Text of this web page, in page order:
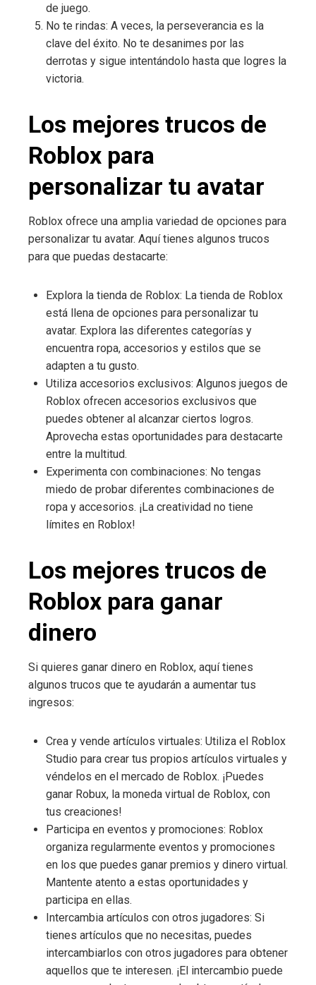
de juego.
No te rindas: A veces, la perseverancia es la
clave del éxito. No te desanimes por las
derrotas y sigue intentándolo hasta que logres la
victoria.
Los mejores trucos de
Roblox para
personalizar tu avatar
Roblox ofrece una amplia variedad de opciones para
personalizar tu avatar. Aquí tienes algunos trucos
para que puedas destacarte:
Explora la tienda de Roblox: La tienda de Roblox
está llena de opciones para personalizar tu
avatar. Explora las diferentes categorías y
encuentra ropa, accesorios y estilos que se
adapten a tu gusto.
Utiliza accesorios exclusivos: Algunos juegos de
Roblox ofrecen accesorios exclusivos que
puedes obtener al alcanzar ciertos logros.
Aprovecha estas oportunidades para destacarte
entre la multitud.
Experimenta con combinaciones: No tengas
miedo de probar diferentes combinaciones de
ropa y accesorios. ¡La creatividad no tiene
límites en Roblox!
Los mejores trucos de
Roblox para ganar
dinero
Si quieres ganar dinero en Roblox, aquí tienes
algunos trucos que te ayudarán a aumentar tus
ingresos:
Crea y vende artículos virtuales: Utiliza el Roblox
Studio para crear tus propios artículos virtuales y
véndelos en el mercado de Roblox. ¡Puedes
ganar Robux, la moneda virtual de Roblox, con
tus creaciones!
Participa en eventos y promociones: Roblox
organiza regularmente eventos y promociones
en los que puedes ganar premios y dinero virtual.
Mantente atento a estas oportunidades y
participa en ellas.
Intercambia artículos con otros jugadores: Si
tienes artículos que no necesitas, puedes
intercambiarlos con otros jugadores para obtener
aquellos que te interesen. ¡El intercambio puede